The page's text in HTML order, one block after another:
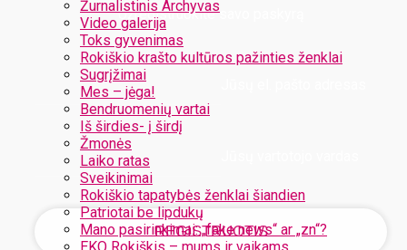
Žurnalistinis Archyvas
Video galerija
Toks gyvenimas
Rokiškio krašto kultūros pažinties ženklai
Sugrįžimai
Mes – jėga!
Bendruomenių vartai
Iš širdies- į širdį
Žmonės
Laiko ratas
Sveikinimai
Rokiškio tapatybės ženklai šiandien
Patriotai be lipdukų
Mano pasirinkimai: „fake news“ ar „zn“?
Užregistruokite savo paskyrą